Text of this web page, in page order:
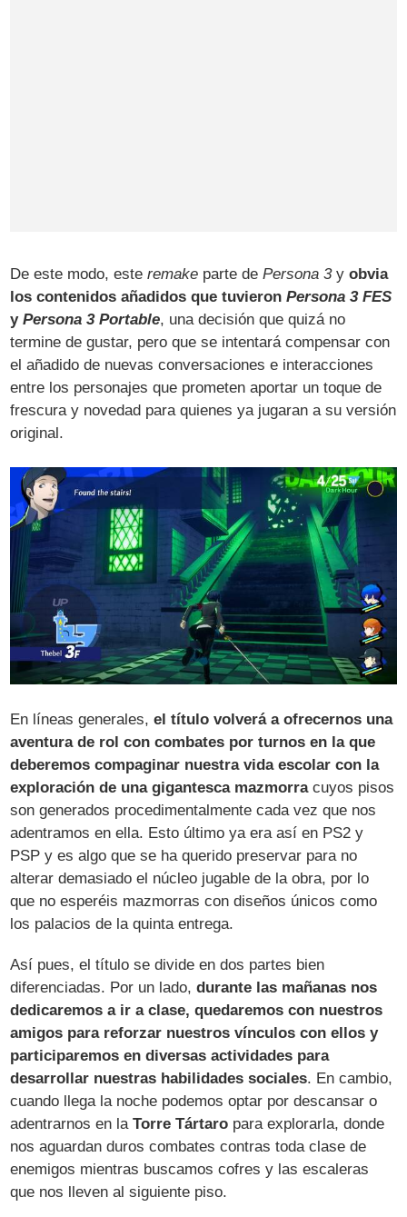
De este modo, esteremake parte dePersona 3yobvia
los contenidos añadidos que tuvieronPersona 3 FES
yPersona 3 Portable, una decisión que quizá no
termine de gustar, pero que se intentará compensar con
el añadido de nuevas conversaciones e interacciones
entre los personajes que prometen aportar un toque de
frescura y novedad para quienes ya jugaran a su versión
original.
En líneas generales,el título volverá a ofrecernos una
aventura de rol con combates por turnos en la que
deberemos compaginar nuestra vida escolar con la
exploración de una gigantesca mazmorracuyos pisos
son generados procedimentalmente cada vez que nos
adentramos en ella. Esto último ya era así en PS2 y
PSP y es algo que se ha querido preservar para no
alterar demasiado el núcleo jugable de la obra, por lo
que no esperéis mazmorras con diseños únicos como
los palacios de la quinta entrega.
Así pues, el título se divide en dos partes bien
diferenciadas. Por un lado,durante las mañanas nos
dedicaremos a ir a clase, quedaremos con nuestros
amigos para reforzar nuestros vínculos con ellos y
participaremos en diversas actividades para
desarrollar nuestras habilidades sociales. En cambio,
cuando llega la noche podemos optar por descansar o
adentrarnos en laTorre Tártaro para explorarla, donde
nos aguardan duros combates contras toda clase de
enemigos mientras buscamos cofres y las escaleras
que nos lleven al siguiente piso.